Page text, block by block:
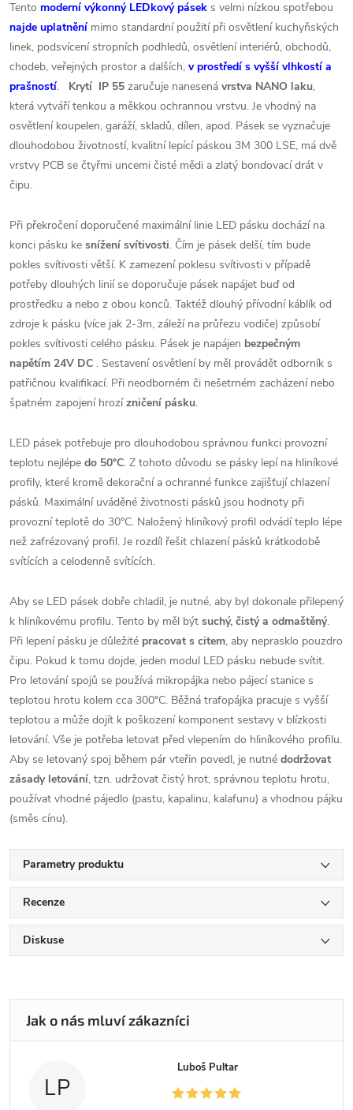
Tento moderní výkonný LEDkový pásek s velmi nízkou spotřebou
najde uplatněnímimo standardní použití při osvětlení kuchyňských
linek, podsvícení stropních podhledů, osvětlení interiérů, obchodů,
chodeb, veřejných prostor a dalších, v prostředí s vyšší vlhkostí a
prašností. Krytí IP 55 zaručuje nanesená vrstva NANO laku,
která vytváří tenkou a měkkou ochrannou vrstvu. Je vhodný na
osvětlení koupelen, garáží, skladů, dílen, apod. Pásek se vyznačuje
dlouhodobou životností, kvalitní lepící páskou 3M 300 LSE, má dvě
vrstvy PCB se čtyřmi uncemi čisté mědi a zlatý bondovací drát v
čipu.
Při překročení doporučené maximální linie LED pásku dochází na
konci pásku ke snížení svítivosti. Čím je pásek delší, tím bude
pokles svítivosti větší. K zamezení poklesu svítivosti v případě
potřeby dlouhých linií se doporučuje pásek napájet buď od
prostředku a nebo z obou konců. Taktéž dlouhý přívodní káblík od
zdroje k pásku (více jak 2-3m, záleží na průřezu vodiče) způsobí
pokles svítivosti celého pásku. Pásek je napájen bezpečným
napětím 24V DC . Sestavení osvětlení by měl provádět odborník s
patřičnou kvalifikací. Při neodborném či nešetrném zacházení nebo
špatném zapojení hrozízničení pásku.
LED pásek potřebuje pro dlouhodobou správnou funkci provozní
teplotu nejlépe do 50°C. Z tohoto důvodu se pásky lepí na hliníkové
profily, které kromě dekorační a ochranné funkce zajišťují chlazení
pásků. Maximální uváděné životnosti pásků jsou hodnoty při
provozní teplotě do 30°C. Naložený hliníkový profil odvádí teplo lépe
než zafrézovaný profil. Je rozdíl řešit chlazení pásků krátkodobě
svítících a celodenně svítících.
Aby se LED pásek dobře chladil, je nutné, aby byl dokonale přilepený
k hliníkovému profilu. Tento by měl být suchý, čistý a odmaštěný.
Při lepení pásku je důležité pracovat s citem, aby neprasklo pouzdro
čipu. Pokud k tomu dojde, jeden modul LED pásku nebude svítit.
Pro letování spojů se používá mikropájka nebo pájecí stanice s
teplotou hrotu kolem cca 300°C. Běžná trafopájka pracuje s vyšší
teplotou a může dojít k poškození komponent sestavy v blízkosti
letování. Vše je potřeba letovat před vlepením do hliníkového profilu.
Aby se letovaný spoj během pár vteřin povedl, je nutné dodržovat
zásady letování, tzn. udržovat čistý hrot, správnou teplotu hrotu,
používat vhodné pájedlo (pastu, kapalinu, kalafunu) a vhodnou pájku
(směs cínu).
Parametry produktu
Recenze
Diskuse
LP
Luboš Pultar